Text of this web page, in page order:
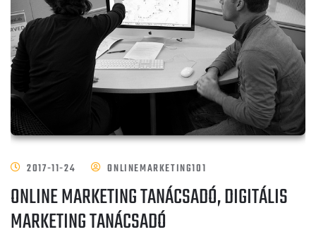
2017-11-24 ONLINEMARKETING101
ONLINE MARKETING TANÁCSADÓ, DIGITÁLIS
MARKETING TANÁCSADÓ